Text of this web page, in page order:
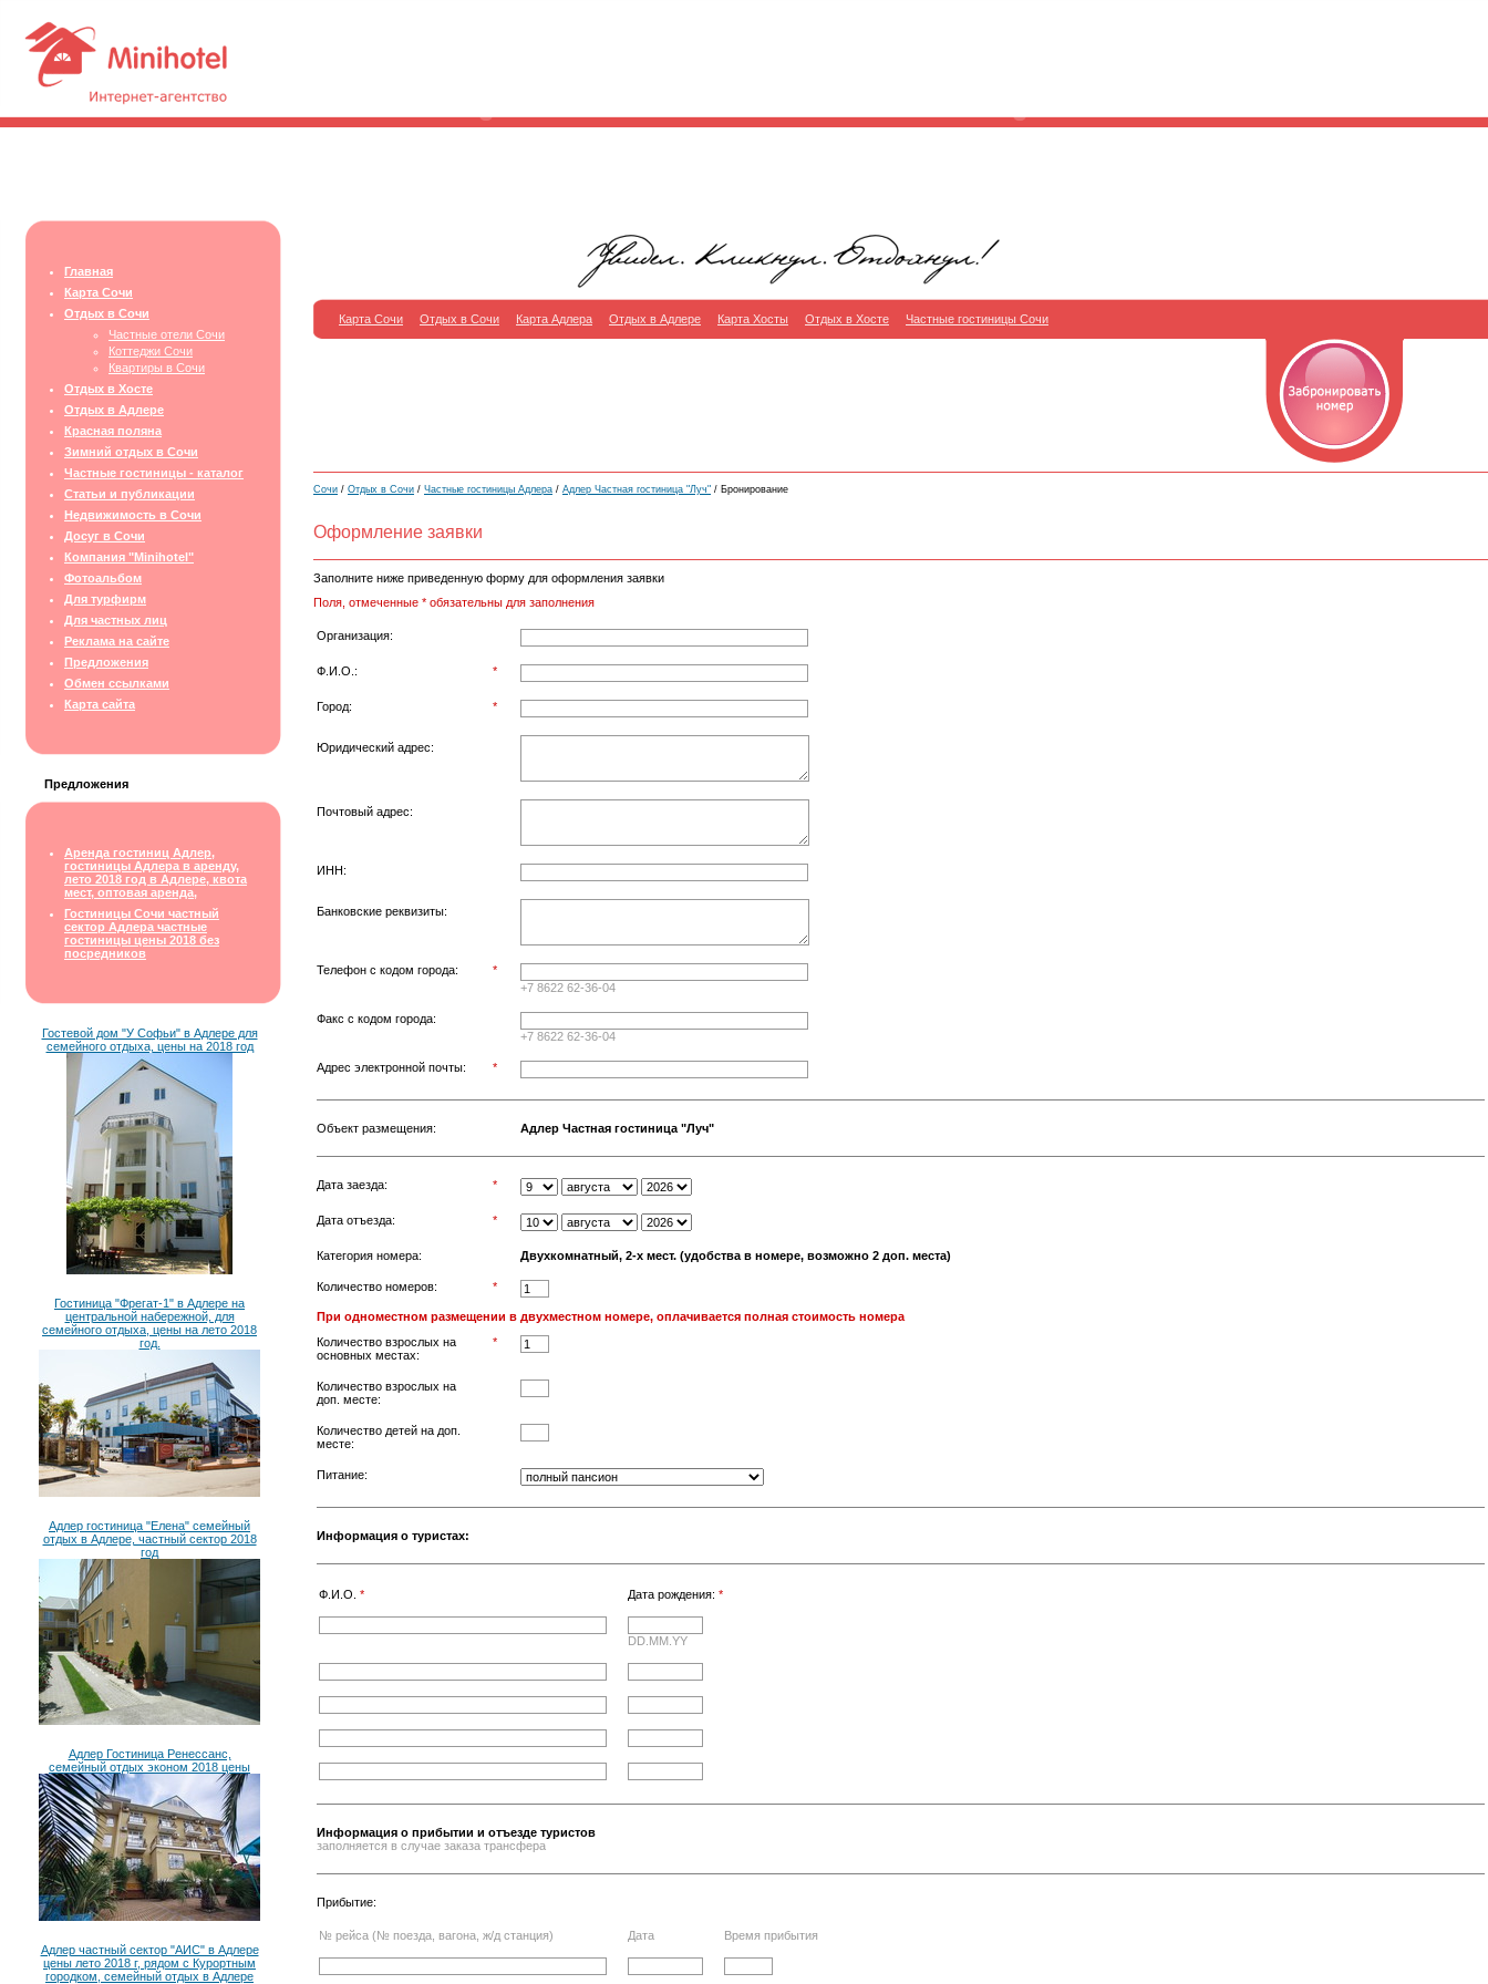
Главная
Карта Сочи
Отдых в Сочи
Частные отели Сочи
Коттеджи Сочи
Квартиры в Сочи
Отдых в Хосте
Отдых в Адлере
Красная поляна
Зимний отдых в Сочи
Частные гостиницы - каталог
Статьи и публикации
Недвижимость в Сочи
Досуг в Сочи
Компания "Minihotel"
Фотоальбом
Для турфирм
Для частных лиц
Реклама на сайте
Предложения
Обмен ссылками
Карта сайта
Предложения
Аренда гостиниц Адлер,
гостиницы Адлера в аренду,
лето 2018 год в Адлере, квота
мест, оптовая аренда,
Гостиницы Сочи частный
сектор Адлера частные
гостиницы цены 2018 без
посредников
Гостевой дом "У Софьи" в Адлере для
семейного отдыха, цены на 2018 год
Гостиница "Фрегат-1" в Адлере на
центральной набережной, для
семейного отдыха, цены на лето 2018
год.
Адлер гостиница "Елена" семейный
отдых в Адлере, частный сектор 2018
год
Адлер Гостиница Ренессанс,
семейный отдых эконом 2018 цены
Адлер частный сектор "АИС" в Адлере
цены лето 2018 г, рядом с Курортным
городком, семейный отдых в Адлере
Карта Сочи Отдых в Сочи Карта Адлера Отдых в Адлере Карта Хосты Отдых в Хосте Частные гостиницы Сочи
Сочи / Отдых в Сочи / Частные гостиницы Адлера / Адлер Частная гостиница "Луч" / Бронирование
Оформление заявки
Заполните ниже приведенную форму для оформления заявки
Поля, отмеченные * обязательны для заполнения
Организация:
Ф.И.О.: *
Город: *
Юридический адрес:
Почтовый адрес:
ИНН:
Банковские реквизиты:
Телефон с кодом города:
*
+7 8622 62-36-04
Факс с кодом города:
+7 8622 62-36-04
Адрес электронной почты: *
Объект размещения: Адлер Частная гостиница "Луч"
Дата заезда: *
Дата отъезда: *
Категория номера: Двухкомнатный, 2-х мест. (удобства в номере, возможно 2 доп. места)
Количество номеров: *
При одноместном размещении в двухместном номере, оплачивается полная стоимость номера
Количество взрослых на
основных местах:
*
Количество взрослых на
доп. месте:
Количество детей на доп.
месте:
Питание:
Информация о туристах:
Ф.И.О. * Дата рождения: *
DD.MM.YY
Информация о прибытии и отъезде туристов
заполняется в случае заказа трансфера
Прибытие:
№ рейса (№ поезда, вагона, ж/д станция) Дата Время прибытия